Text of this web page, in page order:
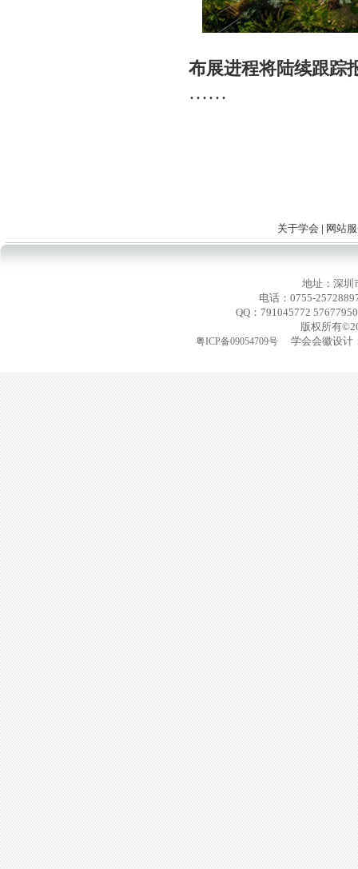
布展进程将陆续跟踪
……
关于学会 | 网站
地址：深圳
电话：0755-
QQ：791045772
版权所有
粤ICP备09054709号学会会徽设计